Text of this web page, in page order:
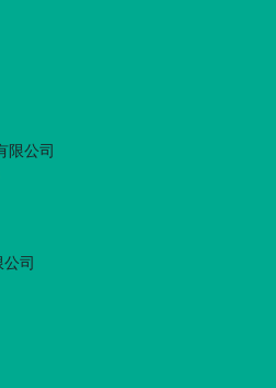
限公司
司